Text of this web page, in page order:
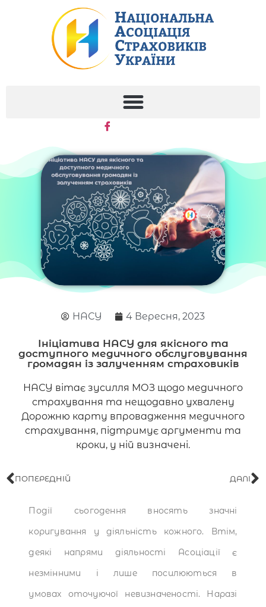
НАСУ 4 Вересня, 2023
Ініціатива НАСУ для якісного та
доступного медичного обслуговування
громадян із залученням страховиків
НАСУ вітає зусилля МОЗ щодо медичного
страхування та нещодавно ухвалену
Дорожню карту впровадження медичного
страхування, підтримує аргументи та
кроки, у ній визначені.
ПОПЕРЕДНІЙ ДАЛІ
Події сьогодення вносять значні
коригування у діяльність кожного. Втім,
деякі напрями діяльності Асоціації є
незмінними і лише посилюються в
умовах оточуючої невизначеності. Наразі